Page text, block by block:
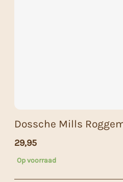
Dossche Mills
29,95
Op voorraad